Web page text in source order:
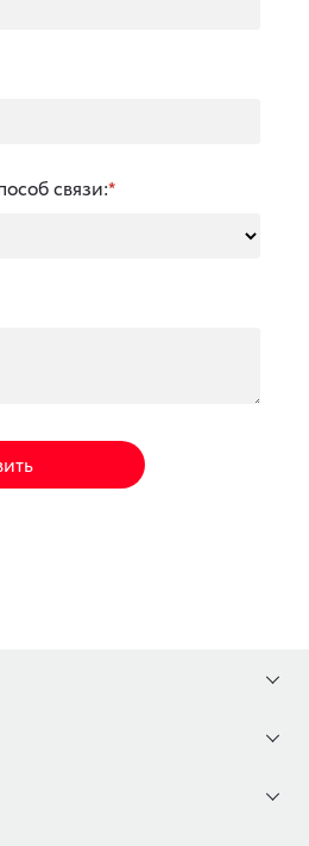
связи: